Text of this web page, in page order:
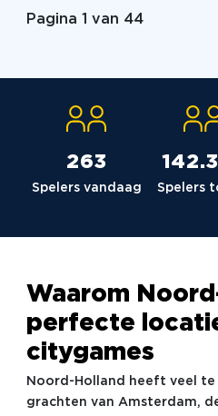
Pagina 1 van 44
264
Spelers vandaag Spelers
Waarom
perfecte
citygames
Noord-Holland heeft veel te
grachten van Amsterdam,